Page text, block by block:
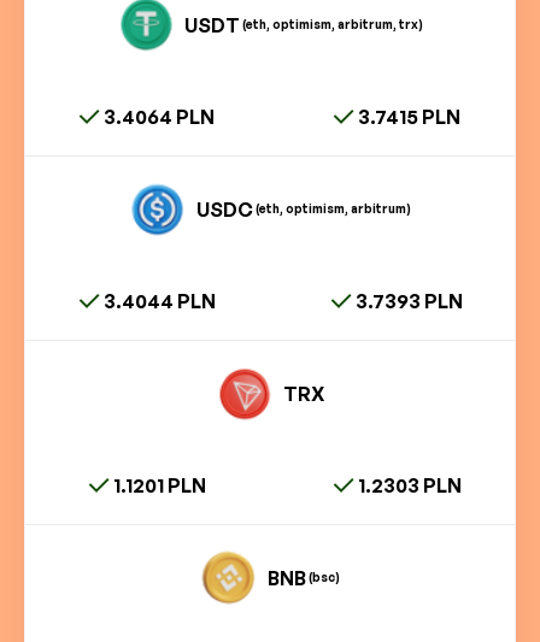
USDT (eth, optimism, arbitrum, trx)
3.4064 PLN 3.7415 PLN
USDC(eth, optimism, arbitrum)
3.4044 PLN 3.7393 PLN
TRX
1.1201 PLN 1.2303 PLN
BNB(bsc)